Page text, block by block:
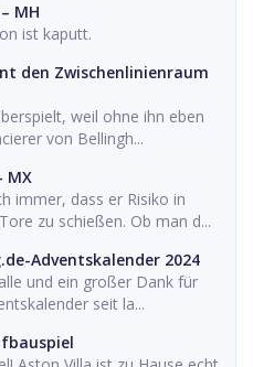
MH
ist kaputt.
den Zwischenlinienraum
weil ohne ihn eben
von Bellingh...
MX
immer, dass er Risiko in
zu schießen. Ob man d...
Adventskalender 2024
und ein großer Dank für
seit la...